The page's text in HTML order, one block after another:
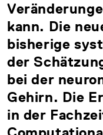
kann. Die
bisherige
der
bei der
Gehirn. Die
in der